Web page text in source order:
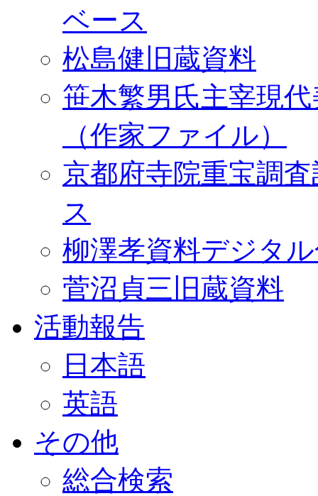
ベース
松島健旧蔵資料
笹木繁男氏主宰現
（作家ファイル）
京都府寺院重宝調
ス
柳澤孝資料デジタ
菅沼貞三旧蔵資料
活動報告
日本語
英語
その他
総合検索